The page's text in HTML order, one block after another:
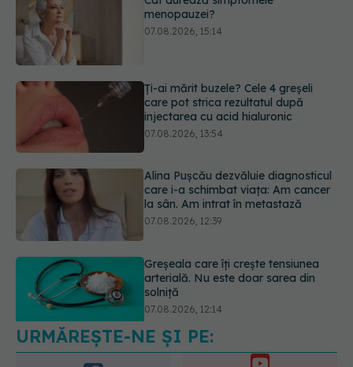
Ți-ai mărit buzele? Cele 4 greșeli
care pot strica rezultatul după
injectarea cu acid hialuronic
Alina Pușcău dezvăluie diagnosticul
care i-a schimbat viața: Am cancer
la sân. Am intrat în metastază
07.08.2026, 12:39
Greșeala care îți crește tensiunea
arterială. Nu este doar sarea din
solniță
07.08.2026, 12:14
PNRR: 174 de milioane de lei pentru
sănătate într-o singură săptămână.
Ce spitale primesc bani
07.08.2026, 16:41
URMĂREȘTE-NE ȘI PE: